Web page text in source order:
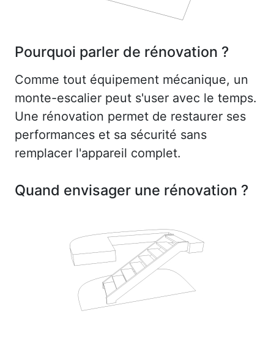
Pourquoi parler de rénovation ?
Comme tout équipement mécanique, un
monte-escalier peut s'user avec le temps.
Une rénovation permet de restaurer ses
performances et sa sécurité sans
remplacer l'appareil complet.
Quand envisager une rénovation ?